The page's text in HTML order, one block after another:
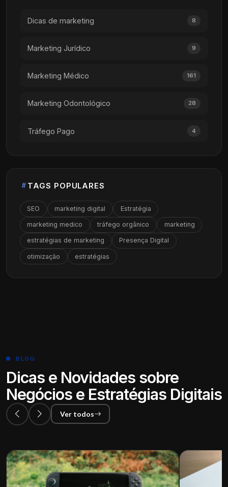
Dicas de marketing 8
Marketing Jurídico 9
Marketing Médico 161
Marketing Odontológico 28
Tráfego Pago 4
TAGS POPULARES
SEO marketing digital Estratégia
marketing medico tráfego orgânico marketing
estratégias de marketing Presença Digital
otimização estratégias
BLOG
Dicas e Novidades sobre
Negócios e Estratégias Digitais
Ver todos